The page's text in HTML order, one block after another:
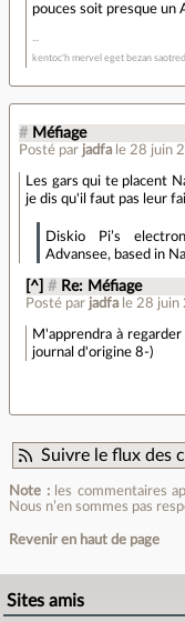
pouces soit presque un
kentoc'h mervel eget bezan saotred
# Méfiage
Posté par jadfa le 28 juin
Les gars qui te placent
je dis qu'il faut pas leur
Diskio Pi’s
Advansee, based in
[^] # Re: Méfiage
Posté par jadfa le 28
M'apprendra à
journal d'origine 8-)
Suivre le flux des
Note :les commentaires
Nous n’en sommes pas
Revenir en haut de page
Sites amis